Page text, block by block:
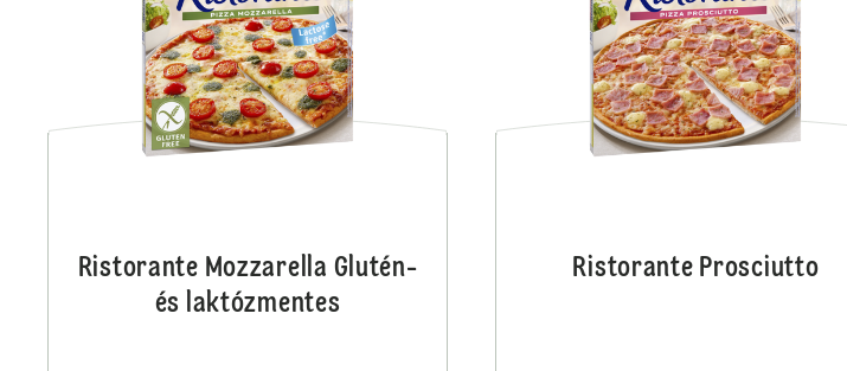
Ristorante Mozzarella Glutén-
és laktózmentes
Ristorante Prosciutto